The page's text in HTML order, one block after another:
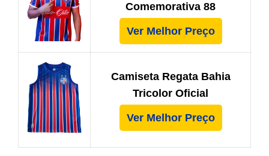
Comemorativa 88
Ver Melhor Preço
Camiseta Regata Bahia
Tricolor Oficial
Ver Melhor Preço